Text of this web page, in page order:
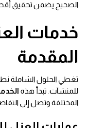
الصحيح يضمن تحقيق
خدمات
المقدمة
تغطي الحلول الشاملة
للمنشآت. تبدأ هذه
المختلفة وتصل إلى